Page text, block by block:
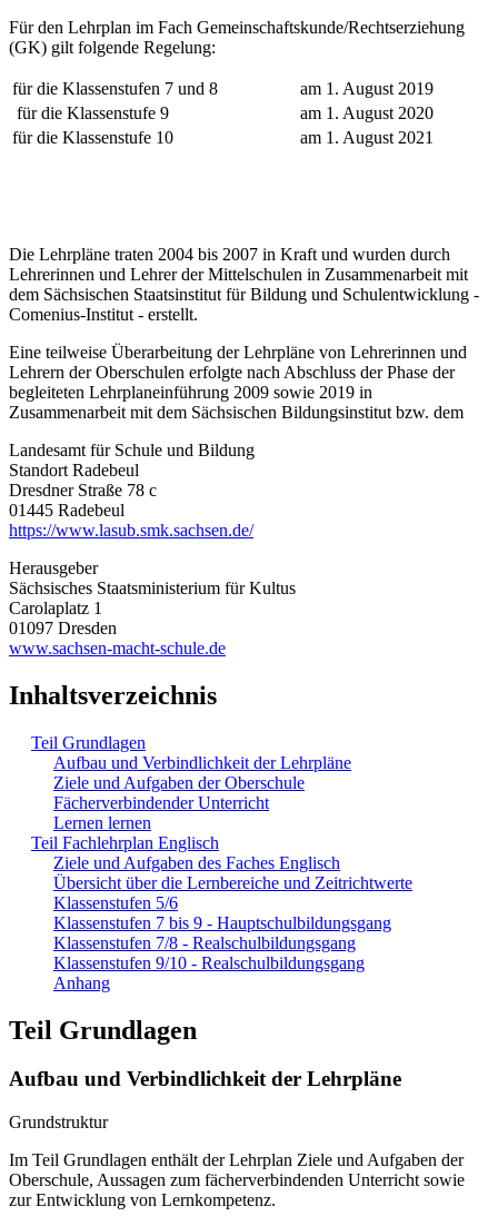
Für den Lehrplan im Fach Gemeinschaftskunde/Rechtserziehung
(GK) gilt folgende Regelung:
für die Klassenstufen 7 und 8
am 1. August 2019
für die Klassenstufe 9
am 1. August 2020
für die Klassenstufe 10
am 1. August 2021
Die Lehrpläne traten 2004 bis 2007 in Kraft und wurden durch
Lehrerinnen und Lehrer der Mittelschulen in Zusammenarbeit mit
dem Sächsischen Staatsinstitut für Bildung und Schulentwicklung -
Comenius-Institut - erstellt.
Eine teilweise Überarbeitung der Lehrpläne von Lehrerinnen und
Lehrern der Oberschulen erfolgte nach Abschluss der Phase der
begleiteten Lehrplaneinführung 2009 sowie 2019 in
Zusammenarbeit mit dem Sächsischen Bildungsinstitut bzw. dem
Landesamt für Schule und Bildung
Standort Radebeul
Dresdner Straße 78 c
01445 Radebeul
https://www.lasub.smk.sachsen.de/
Herausgeber
Sächsisches Staatsministerium für Kultus
Carolaplatz 1
01097 Dresden
www.sachsen-macht-schule.de
Inhaltsverzeichnis
Teil Grundlagen
Aufbau und Verbindlichkeit der Lehrpläne
Ziele und Aufgaben der Oberschule
Fächerverbindender Unterricht
Lernen lernen
Teil Fachlehrplan Englisch
Ziele und Aufgaben des Faches Englisch
Übersicht über die Lernbereiche und Zeitrichtwerte
Klassenstufen 5/6
Klassenstufen 7 bis 9 - Hauptschulbildungsgang
Klassenstufen 7/8 - Realschulbildungsgang
Klassenstufen 9/10 - Realschulbildungsgang
Anhang
Teil Grundlagen
Aufbau und Verbindlichkeit der Lehrpläne
Grundstruktur
Im Teil Grundlagen enthält der Lehrplan Ziele und Aufgaben der
Oberschule, Aussagen zum fächerverbindenden Unterricht sowie
zur Entwicklung von Lernkompetenz.